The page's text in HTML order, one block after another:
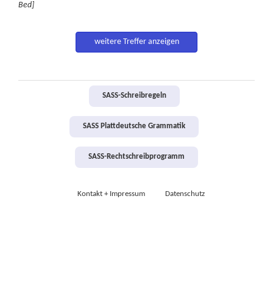
Bed]
weitere Treffer anzeigen
SASS-Schreibregeln
SASS Plattdeutsche Grammatik
SASS-Rechtschreibprogramm
Kontakt + Impressum Datenschutz